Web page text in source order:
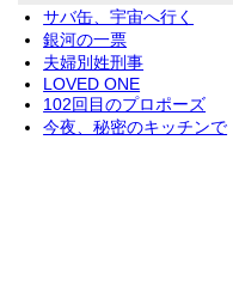
サバ缶、宇宙へ行く
銀河の一票
夫婦別姓刑事
LOVED ONE
102回目のプロポーズ
今夜、秘密のキッチンで